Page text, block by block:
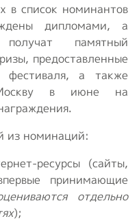
в список номинантов
дипломами, а
памятный
предоставленные
фестиваля, а также
в июне на
из номинаций:
ресурсы (сайты,
принимающие
отдельно
);